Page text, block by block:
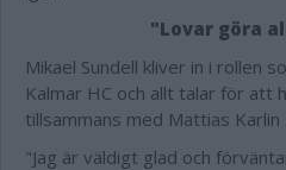
"Lovar göra
Mikael Sundell kliver in i rollen
Kalmar HC och allt talar för att
tillsammans med Mattias
"Jag är väldigt glad och